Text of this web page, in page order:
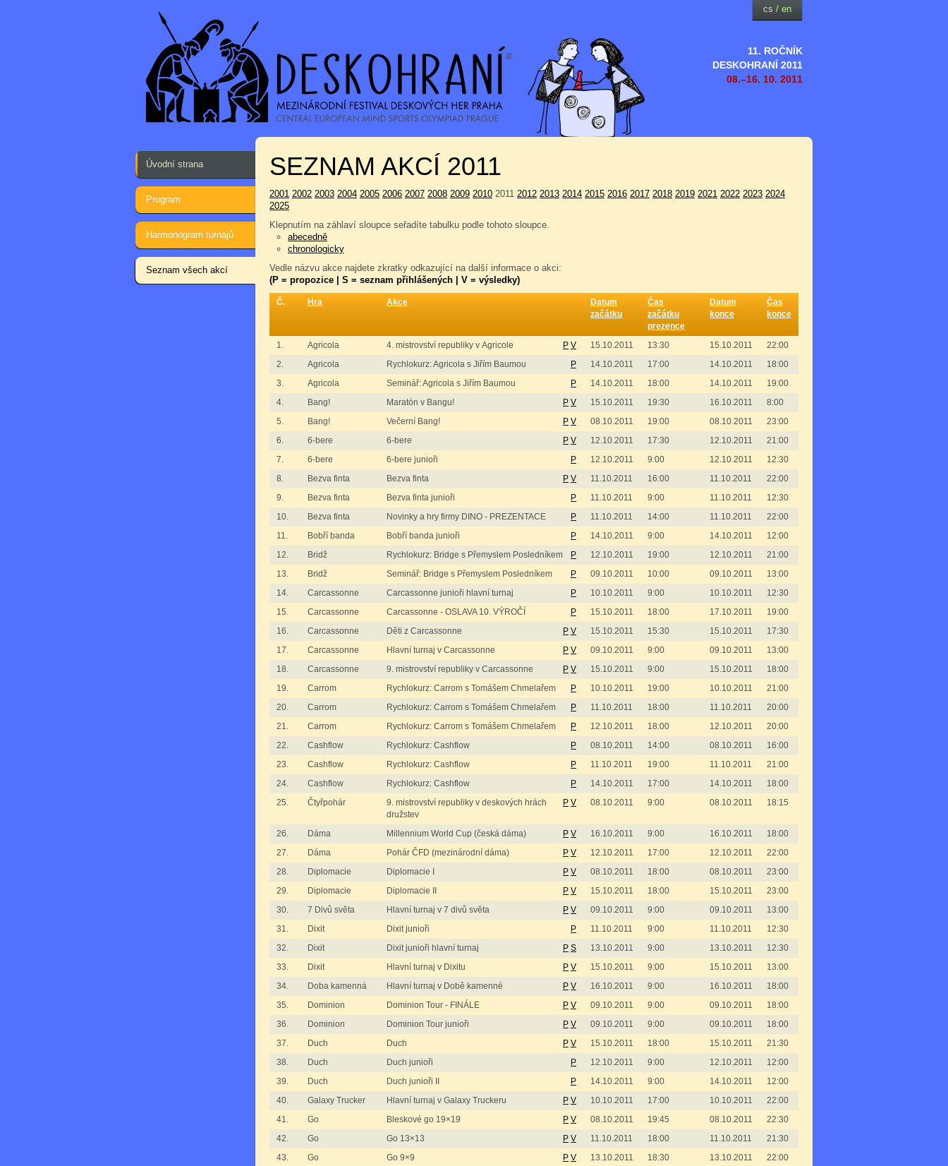
11. ROČNÍK
DESKOHRANÍ 2011
08.–16. 10. 2011
cs / en
Úvodní strana
Program
Harmonogram turnajů
Seznam všech akcí
SEZNAM AKCÍ 2011
2001 2002 2003 2004 2005 2006 2007 2008 2009 2010 2011 2012 2013 2014 2015 2016 2017 2018 2019 2021 2022 2023 2024
2025
Klepnutím na záhlaví sloupce seřadíte tabulku podle tohoto sloupce.
abecedně
chronologicky
Vedle názvu akce najdete zkratky odkazující na další informace o akci:
(P = propozice | S = seznam přihlášených | V = výsledky)
Č. Hra Akce
Datum
začátku
Čas
začátku
prezence
Datum
konce
Čas
konce
1. Agricola 4. mistrovství republiky v Agricole P V 15.10.2011 13:30 15.10.2011
22:00
2.
Agricola Rychlokurz: Agricola s Jiřím Baumou P 14.10.2011 17:00 14.10.2011
18:00
3.
Agricola Seminář: Agricola s Jiřím Baumou P 14.10.2011 18:00 14.10.2011
19:00
4.
Bang! Maratón v Bangu! P V 15.10.2011 19:30 16.10.2011
8:00
5.
Bang! Večerní Bang! P V 08.10.2011 19:00 08.10.2011
23:00
6.
6-bere 6-bere P V 12.10.2011 17:30 12.10.2011
21:00
7.
6-bere 6-bere junioři P 12.10.2011 9:00 12.10.2011
12:30
8.
Bezva finta Bezva finta P V 11.10.2011 16:00 11.10.2011
22:00
9.
Bezva finta Bezva finta junioři P 11.10.2011 9:00 11.10.2011
12:30
10.
Bezva finta Novinky a hry firmy DINO - PREZENTACE P 11.10.2011 14:00 11.10.2011
22:00
11.
Bobří banda Bobří banda junioři P 14.10.2011 9:00 14.10.2011
12:00
12.
Bridž Rychlokurz: Bridge s Přemyslem Posledníkem P 12.10.2011 19:00 12.10.2011
21:00
13.
Bridž Seminář: Bridge s Přemyslem Posledníkem P 09.10.2011 10:00 09.10.2011
13:00
14.
Carcassonne Carcassonne junioři hlavní turnaj P 10.10.2011 9:00 10.10.2011
12:30
15.
Carcassonne Carcassonne - OSLAVA 10. VÝROČÍ P 15.10.2011 18:00 17.10.2011
19:00
16.
Carcassonne Děti z Carcassonne P V 15.10.2011 15:30 15.10.2011
17:30
17.
Carcassonne Hlavní turnaj v Carcassonne P V 09.10.2011 9:00 09.10.2011
13:00
18.
Carcassonne 9. mistrovství republiky v Carcassonne P V 15.10.2011 9:00 15.10.2011
18:00
19.
Carrom Rychlokurz: Carrom s Tomášem Chmelařem P 10.10.2011 19:00 10.10.2011
21:00
20.
Carrom Rychlokurz: Carrom s Tomášem Chmelařem P 11.10.2011 18:00 11.10.2011
20:00
21.
Carrom Rychlokurz: Carrom s Tomášem Chmelařem P 12.10.2011 18:00 12.10.2011
20:00
22.
Cashflow Rychlokurz: Cashflow P 08.10.2011 14:00 08.10.2011
16:00
23.
Cashflow Rychlokurz: Cashflow P 11.10.2011 19:00 11.10.2011
21:00
24.
Cashflow Rychlokurz: Cashflow P 14.10.2011 17:00 14.10.2011
18:00
25.
Čtyřpohár
9. mistrovství republiky v deskových hrách
družstev
P V 08.10.2011 9:00 08.10.2011 18:15
26. Dáma Millennium World Cup (česká dáma) P V 16.10.2011 9:00 16.10.2011
18:00
27.
Dáma Pohár ČFD (mezinárodní dáma) P V 12.10.2011 17:00 12.10.2011
22:00
28.
Diplomacie Diplomacie I P V 08.10.2011 18:00 08.10.2011
23:00
29.
Diplomacie Diplomacie II P V 15.10.2011 18:00 15.10.2011
23:00
30.
7 Divů světa Hlavní turnaj v 7 divů světa P V 09.10.2011 9:00 09.10.2011
13:00
31.
Dixit Dixit junioři P 11.10.2011 9:00 11.10.2011
12:30
32.
Dixit Dixit junioři hlavní turnaj P S 13.10.2011 9:00 13.10.2011
12:30
33.
Dixit Hlavní turnaj v Dixitu P V 15.10.2011 9:00 15.10.2011
13:00
34.
Doba kamenná Hlavní turnaj v Době kamenné P V 16.10.2011 9:00 16.10.2011
18:00
35.
Dominion Dominion Tour - FINÁLE P V 09.10.2011 9:00 09.10.2011
18:00
36.
Dominion Dominion Tour junioři P V 09.10.2011 9:00 09.10.2011
18:00
37.
Duch Duch P V 15.10.2011 18:00 15.10.2011
21:30
38.
Duch Duch junioři P 12.10.2011 9:00 12.10.2011
12:00
39.
Duch Duch junioři II P 14.10.2011 9:00 14.10.2011
12:00
40.
Galaxy Trucker Hlavní turnaj v Galaxy Truckeru P V 10.10.2011 17:00 10.10.2011
22:00
41.
Go Bleskové go 19×19 P V 08.10.2011 19:45 08.10.2011
22:30
42.
Go Go 13×13 P V 11.10.2011 18:00 11.10.2011
21:30
43.
Go Go 9×9 P V 13.10.2011 18:30 13.10.2011
22:00